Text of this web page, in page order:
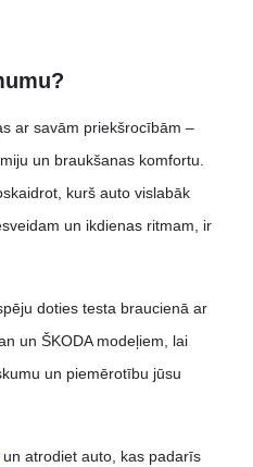
ar savām priekšrocībām –
un braukšanas komfortu.
kurš auto vislabāk
un ikdienas ritmam, ir
doties testa braucienā ar
un ŠKODA modeļiem, lai
un piemērotību jūsu
un atrodiet auto, kas padarīs